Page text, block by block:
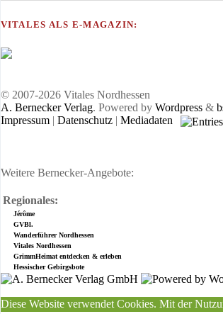
VITALES ALS E-MAGAZIN:
© 2007-2026 Vitales Nordhessen
A. Bernecker Verlag. Powered by Wordpress&
Impressum| Datenschutz| Mediadaten
Weitere Bernecker-Angebote:
Regionales:
Jérôme
GVBl.
Wanderführer Nordhessen
Vitales Nordhessen
GrimmHeimat entdecken & erleben
Hessischer Gebirgsbote
Diese Website verwendet Cookies. Mit der